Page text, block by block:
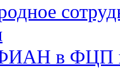
ФИАН в ФЦП